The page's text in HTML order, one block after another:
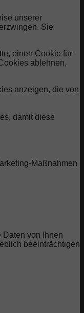
unserer
Sie
einen Cookie für
ablehnen,
anzeigen, die von
damit diese
Maßnahmen
von Ihnen
beeinträchtigen